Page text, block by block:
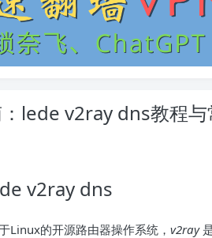
lede v2ray dns教程
v2ray dns
Linux的开源路由器操作系统， v2ray